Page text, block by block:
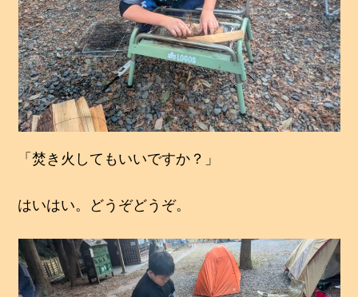
「焚き火してもいいですか？」
はいはい。どうぞどうぞ。